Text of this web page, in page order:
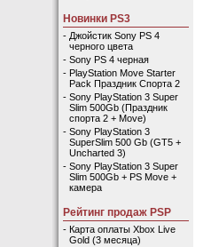
Новинки PS3
- Джойстик Sony PS 4
черного цвета
- Sony PS 4 черная
- PlayStation Move Starter
Pack Праздник Спорта 2
- Sony PlayStation 3 Super
Slim 500Gb (Праздник
спорта 2 + Move)
- Sony PlayStation 3
SuperSlim 500 Gb (GT5 +
Uncharted 3)
- Sony PlayStation 3 Super
Slim 500Gb + PS Move +
камера
Рейтинг продаж PSP
- Карта оплаты Xbox Live
Gold (3 месяца)